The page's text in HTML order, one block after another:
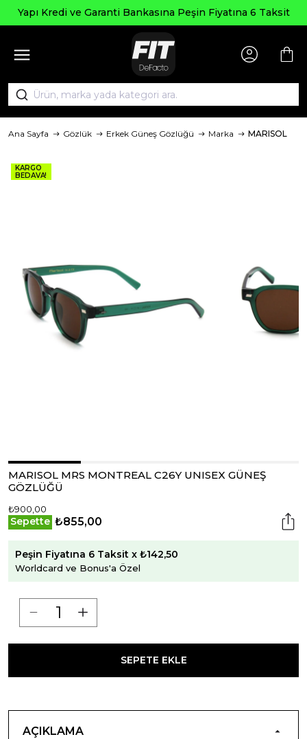
Yapı Kredi ve Garanti Bankasına Peşin Fiyatına 6 Taksit
Ana Sayfa Gözlük Erkek Güneş Gözlüğü Marka MARISOL
KARGO
BEDAVA!
MARISOL MRS MONTREAL C26Y UNISEX GÜNEŞ
GÖZLÜĞÜ
₺900,00
Sepette ₺855,00
Peşin Fiyatına 6 Taksit x ₺142,50
Worldcard ve Bonus'a Özel
SEPETE EKLE
AÇIKLAMA